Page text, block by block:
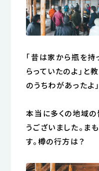
｢昔は家から瓶を持
らっていたのよ｣と
のうちわがあったよ
本当に多くの地域の
うございました。ま
す。樽の行方は？